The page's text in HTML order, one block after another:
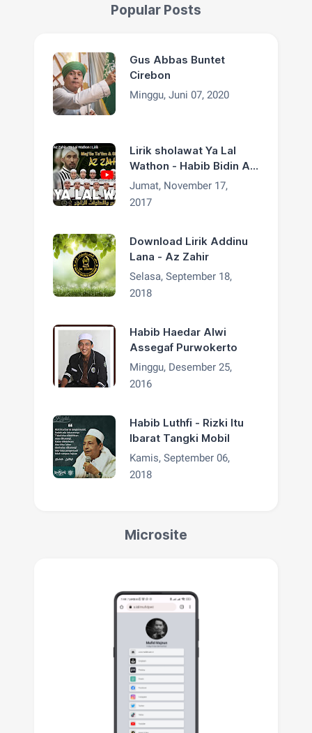
Popular Posts
Gus Abbas Buntet
Cirebon
Minggu, Juni 07, 2020
Lirik sholawat Ya Lal
Wathon - Habib Bidin Az
Zahir
Jumat, November 17,
2017
Download Lirik Addinu
Lana - Az Zahir
Selasa, September 18,
2018
Habib Haedar Alwi
Assegaf Purwokerto
Minggu, Desember 25,
2016
Habib Luthfi - Rizki Itu
Ibarat Tangki Mobil
Kamis, September 06,
2018
Microsite